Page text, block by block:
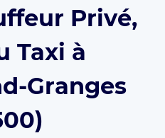
Privé,
Taxi à
Granges